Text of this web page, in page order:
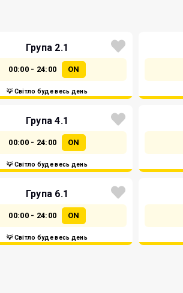
Група 2.1
00:00 - 24:00 ON
💡 Світло буде весь день
Група 4.1
00:00 - 24:00 ON
💡 Світло буде весь день
Група 6.1
00:00 - 24:00 ON
💡 Світло буде весь день